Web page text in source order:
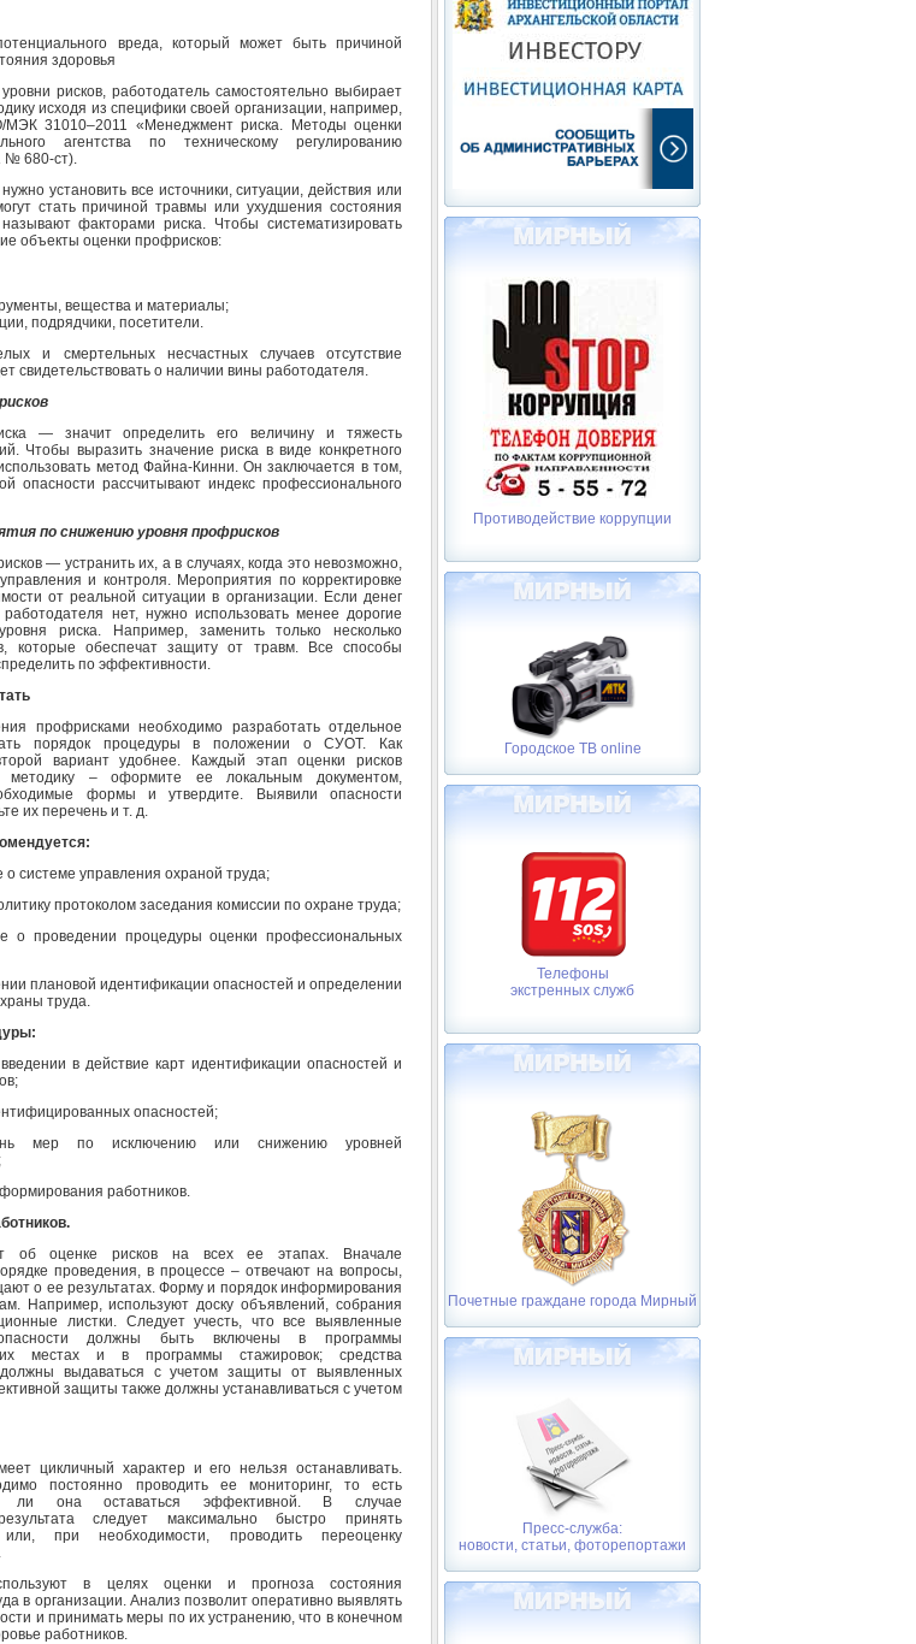
вреда, который может быть причиной
здоровья
рисков, работодатель самостоятельно выбирает
исходя из специфики своей организации, например,
31010–2011 «Менеджмент риска. Методы оценки
агентства по техническому регулированию
№ 680-ст).
установить все источники, ситуации, действия или
стать причиной травмы или ухудшения состояния
факторами риска. Чтобы систематизировать
объекты оценки профрисков:
вещества и материалы;
подрядчики, посетители.
и смертельных несчастных случаев отсутствие
свидетельствовать о наличии вины работодателя.
— значит определить его величину и тяжесть
Чтобы выразить значение риска в виде конкретного
метод Файна-Кинни. Он заключается в том,
опасности рассчитывают индекс профессионального
по снижению уровня профрисков
— устранить их, а в случаях, когда это невозможно,
и контроля. Мероприятия по корректировке
от реальной ситуации в организации. Если денег
нет, нужно использовать менее дорогие
риска. Например, заменить только несколько
которые обеспечат защиту от травм. Все способы
по эффективности.
профрисками необходимо разработать отдельное
порядок процедуры в положении о СУОТ. Как
вариант удобнее. Каждый этап оценки рисков
методику – оформите ее локальным документом,
формы и утвердите. Выявили опасности
их перечень и т. д.
системе управления охраной труда;
протоколом заседания комиссии по охране труда;
о проведении процедуры оценки профессиональных
плановой идентификации опасностей и определении
труда.
в действие карт идентификации опасностей и
опасностей;
мер по исключению или снижению уровней
работников.
об оценке рисков на всех ее этапах. Вначале
проведения, в процессе – отвечают на вопросы,
о ее результатах. Форму и порядок информирования
Например, используют доску объявлений, собрания
листки. Следует учесть, что все выявленные
опасности должны быть включены в программы
местах и в программы стажировок; средства
выдаваться с учетом защиты от выявленных
защиты также должны устанавливаться с учетом
цикличный характер и его нельзя останавливать.
постоянно проводить ее мониторинг, то есть
ли она оставаться эффективной. В случае
результата следует максимально быстро принять
при необходимости, проводить переоценку
в целях оценки и прогноза состояния
в организации. Анализ позволит оперативно выявлять
и принимать меры по их устранению, что в конечном
работников.
Противодействие коррупции
Городское ТВ online
Телефоны
экстренных служб
Почетные граждане города Мирный
Пресс-служба:
новости, статьи, фоторепортажи